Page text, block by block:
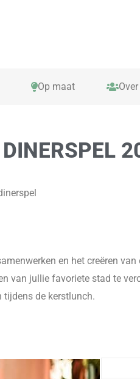
Op maat
en het creëren van
van jullie favoriete stad te
tijdens de kerstlunch.